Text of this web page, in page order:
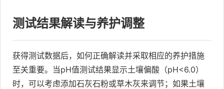
测试结果解读与养护调整
获得测试数据后，如何正确解读并采取相应的养护措施
至关重要。当pH值测试结果显示土壤偏酸（pH<6.0）
时，可以考虑添加石灰石粉或草木灰来调节；如果土壤